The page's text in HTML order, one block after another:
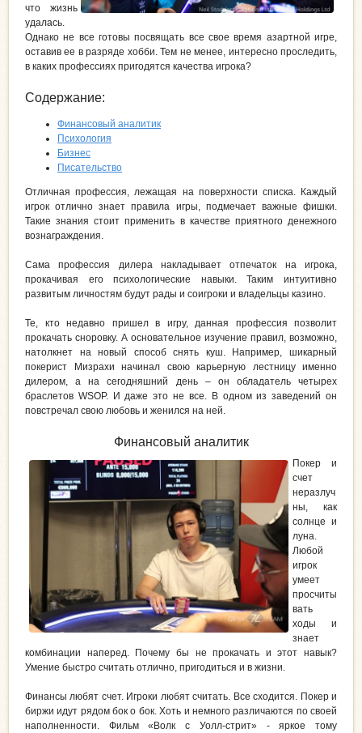
что жизнь
удалась.
Однако не все готовы посвящать все свое время азартной игре,
оставив ее в разряде хобби. Тем не менее, интересно проследить,
в каких профессиях пригодятся качества игрока?
Содержание:
Финансовый аналитик
Психология
Бизнес
Писательство
Отличная профессия, лежащая на поверхности списка. Каждый
игрок отлично знает правила игры, подмечает важные фишки.
Такие знания стоит применить в качестве приятного денежного
вознаграждения.
Сама профессия дилера накладывает отпечаток на игрока,
прокачивая его психологические навыки. Таким интуитивно
развитым личностям будут рады и соигроки и владельцы казино.
Те, кто недавно пришел в игру, данная профессия позволит
прокачать сноровку. А основательное изучение правил, возможно,
натолкнет на новый способ снять куш. Например, шикарный
покерист Мизрахи начинал свою карьерную лестницу именно
дилером, а на сегодняшний день – он обладатель четырех
браслетов WSOP. И даже это не все. В одном из заведений он
повстречал свою любовь и женился на ней.
Финансовый аналитик
Покер и
счет
неразлуч
ны, как
солнце и
луна.
Любой
игрок
умеет
просчиты
вать
ходы и
знает
комбинации наперед. Почему бы не прокачать и этот навык?
Умение быстро считать отлично, пригодиться и в жизни.
Финансы любят счет. Игроки любят считать. Все сходится. Покер и
биржи идут рядом бок о бок. Хоть и немного различаются по своей
наполненности. Фильм «Волк с Уолл-стрит» - яркое тому